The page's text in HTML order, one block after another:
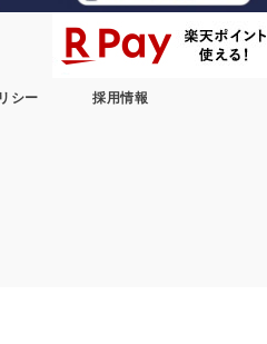
シー 採用情報